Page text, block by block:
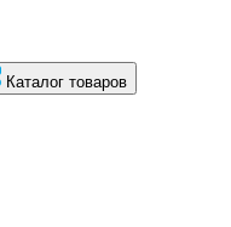
Каталог товаров